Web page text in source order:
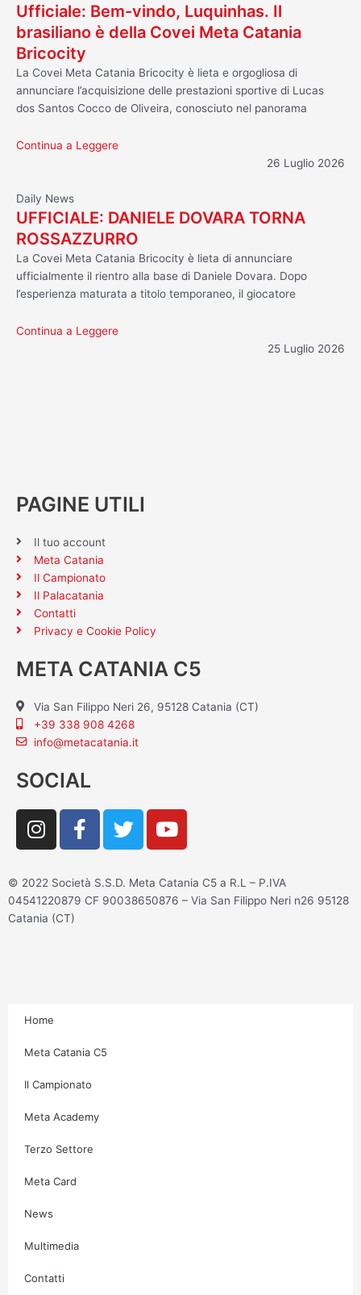
Ufficiale: Bem-vindo, Luquinhas. Il
brasiliano è della Covei Meta Catania
Bricocity
La Covei Meta Catania Bricocity è lieta e orgogliosa di
annunciare l’acquisizione delle prestazioni sportive di Lucas
dos Santos Cocco de Oliveira, conosciuto nel panorama
Continua a Leggere
26 Luglio 2026
Daily News
UFFICIALE: DANIELE DOVARA TORNA
ROSSAZZURRO
La Covei Meta Catania Bricocity è lieta di annunciare
ufficialmente il rientro alla base di Daniele Dovara. Dopo
l’esperienza maturata a titolo temporaneo, il giocatore
Continua a Leggere
25 Luglio 2026
PAGINE UTILI
Il tuo account
Meta Catania
Il Campionato
Il Palacatania
Contatti
Privacy e Cookie Policy
META CATANIA C5
Via San Filippo Neri 26, 95128 Catania (CT)
+39 338 908 4268
info@metacatania.it
SOCIAL
I
n
t
a
g
F
a
e
b
T
w
t
t
Y
o
t
u
© 2022 Società S.S.D. Meta Catania C5 a R.L – P.IVA
04541220879 CF 90038650876 – Via San Filippo Neri n26 95128
Catania (CT)
Home
Meta Catania C5
Il Campionato
Meta Academy
Terzo Settore
Meta Card
News
Multimedia
Contatti